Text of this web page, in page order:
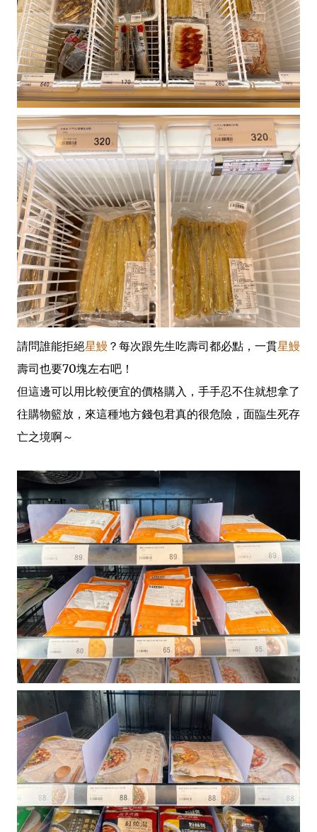
請問誰能拒絕星鰻 ？每次跟先生吃壽司都必點，一貫星鰻
壽司也要70塊左右吧！
但這邊可以用比較便宜的價格購入，手手忍不住就想拿了
往購物籃放，來這種地方錢包君真的很危險，面臨生死存
亡之境啊～